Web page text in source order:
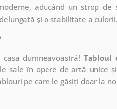
aducând un strop
și o stabilitate a culorii.
dumneavoastră! Tabloul
sale în opere de artă unice
pe care le găsiți doar la